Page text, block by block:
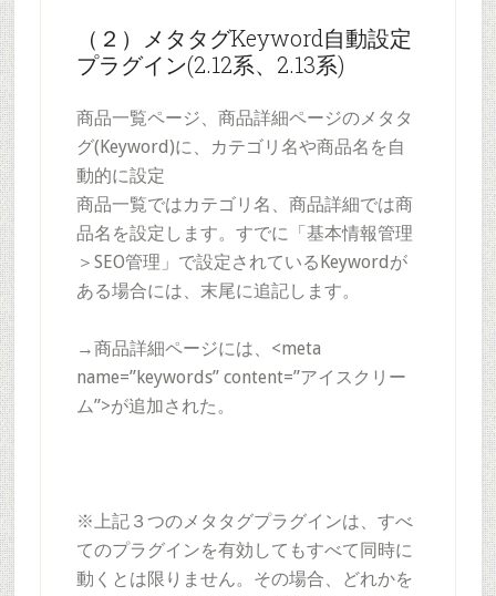
（２）メタタグKeyword自動設定
プラグイン(2.12系、2.13系)
商品一覧ページ、商品詳細ページのメタタ
グ(Keyword)に、カテゴリ名や商品名を自
動的に設定
商品一覧ではカテゴリ名、商品詳細では商
品名を設定します。すでに「基本情報管理
＞SEO管理」で設定されているKeywordが
ある場合には、末尾に追記します。
→商品詳細ページには、<meta
name=”keywords” content=”アイスクリー
ム”>が追加された。
※上記３つのメタタグプラグインは、すべ
てのプラグインを有効してもすべて同時に
動くとは限りません。その場合、どれかを